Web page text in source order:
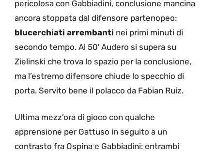
pericolosa con Gabbiadini, conclusione mancina
ancora stoppata dal difensore partenopeo:
blucerchiati arrembanti nei primi minuti di
secondo tempo. Al 50′ Audero si supera su
Zielinski che trova lo spazio per la conclusione,
ma l’estremo difensore chiude lo specchio di
porta. Servito bene il polacco da Fabian Ruiz.
Ultima mezz’ora di gioco con qualche
apprensione per Gattuso in seguito a un
contrasto fra Ospina e Gabbiadini: entrambi